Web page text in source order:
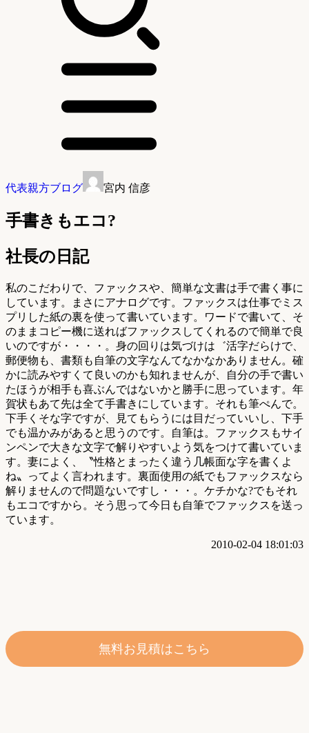
代表親方ブログ 宮内 信彦
手書きもエコ?
社長の日記
私のこだわりで、ファックスや、簡単な文書は手で書く事に
しています。まさにアナログです。ファックスは仕事でミス
プリした紙の裏を使って書いています。ワードで書いて、そ
のままコピー機に送ればファックスしてくれるので簡単で良
いのですが・・・・。身の回りは気づけは゛活字だらけで、
郵便物も、書類も自筆の文字なんてなかなかありません。確
かに読みやすくて良いのかも知れませんが、自分の手で書い
たほうが相手も喜ぶんではないかと勝手に思っています。年
賀状もあて先は全て手書きにしています。それも筆ぺんで。
下手くそな字ですが、見てもらうには目だっていいし、下手
でも温かみがあると思うのです。自筆は。ファックスもサイ
ンペンで大きな文字で解りやすいよう気をつけて書いていま
す。妻によく、〝性格とまったく違う几帳面な字を書くよ
ね〟ってよく言われます。裏面使用の紙でもファックスなら
解りませんので問題ないですし・・・。ケチかな?でもそれ
もエコですから。そう思って今日も自筆でファックスを送っ
ています。
2010-02-04 18:01:03
無料お見積はこちら